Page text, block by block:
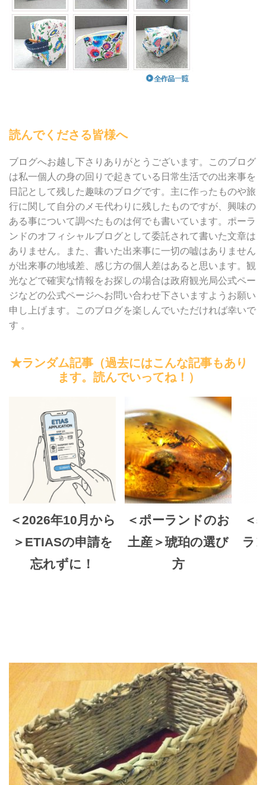
読んでくださる皆様へ
ブログへお越し下さりありがとうございます。このブログ
は私一個人の身の回りで起きている日常生活での出来事を
日記として残した趣味のブログです。主に作ったものや旅
行に関して自分のメモ代わりに残したものですが、興味の
ある事について調べたものは何でも書いています。ポーラ
ンドのオフィシャルブログとして委託されて書いた文章は
ありません。また、書いた出来事に一切の嘘はありません
が出来事の地域差、感じ方の個人差はあると思います。観
光などで確実な情報をお探しの場合は政府観光局公式ペー
ジなどの公式ページへお問い合わせ下さいますようお願い
申し上げます。このブログを楽しんでいただければ幸いで
す 。
★ランダム記事（過去にはこんな記事もあり
ます。読んでいってね！）
＜2026年10月から
＞ETIASの申請を
忘れずに！
＜ポーランドのお
土産＞琥珀の選び
方
＜
ラ